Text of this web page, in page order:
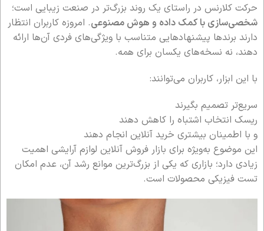
حرکت کلارنس در راستای یک روند بزرگ‌تر در صنعت زیبایی است؛
شخصی‌سازی با کمک داده و هوش مصنوعی. امروزه کاربران انتظار
دارند برندها پیشنهادهایی متناسب با ویژگی‌های فردی آن‌ها ارائه
دهند، نه نسخه‌های یکسان برای همه.
با این ابزار، کاربران می‌توانند:
سریع‌تر تصمیم بگیرند
ریسک انتخاب اشتباه را کاهش دهند
و با اطمینان بیشتری خرید آنلاین انجام دهند
این موضوع به‌ویژه برای بازار فروش آنلاین لوازم آرایشی اهمیت
زیادی دارد؛ بازاری که یکی از بزرگ‌ترین موانع رشد آن، عدم امکان
تست فیزیکی محصولات است.